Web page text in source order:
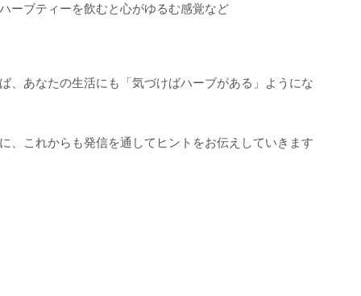
ーブティーを飲むと心がゆるむ感覚など
、あなたの生活にも「気づけばハーブがある」ようにな
、これからも発信を通してヒントをお伝えしていきます